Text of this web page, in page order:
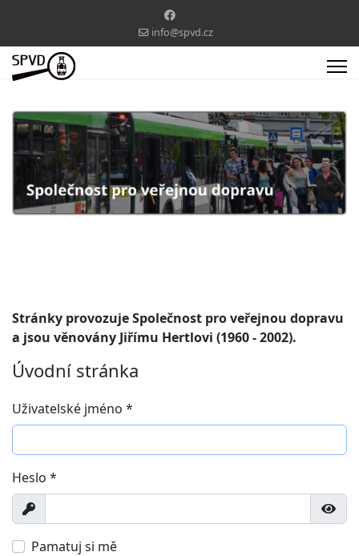
info@spvd.cz
Stránky provozuje Společnost pro veřejnou dopravu
a jsou věnovány Jiřímu Hertlovi (1960 - 2002).
Úvodní stránka
Uživatelské jméno *
Heslo *
Zobrazit
Pamatuj si mě